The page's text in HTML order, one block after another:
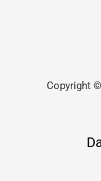
Copyright